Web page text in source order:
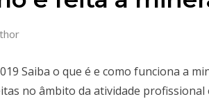
Saiba o que é e como funciona a
no âmbito da atividade